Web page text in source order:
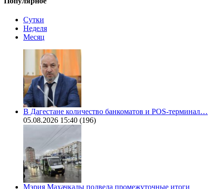
Сутки
Неделя
Месяц
В Дагестане количество банкоматов и POS-терминал…
05.08.2026 15:40 (196)
Мэрия Махачкалы подвела промежуточные итоги